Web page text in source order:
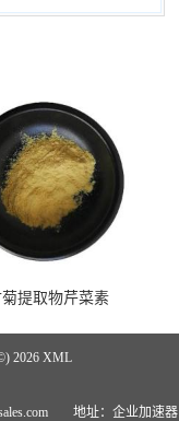
菊提取物芹菜素
2026 XML
地址：企业加速器